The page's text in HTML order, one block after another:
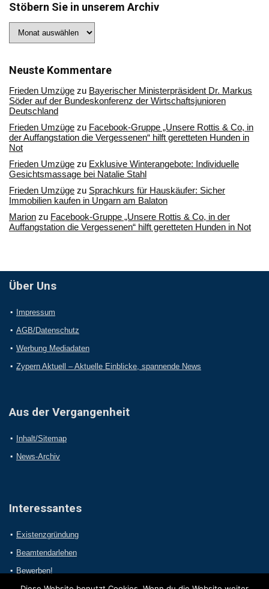
Stöbern Sie in unserem Archiv
Sie
Archiv
Neuste Kommentare
Frieden Umzüge zu Bayerischer Ministerpräsident Dr. Markus
Söder auf der Bundeskonferenz der Wirtschaftsjunioren
Deutschland
Frieden Umzüge zu Facebook-Gruppe „Unsere Rottis & Co, in
der Auffangstation die Vergessenen“ hilft geretteten Hunden in
Not
Frieden Umzüge zu Exklusive Winterangebote: Individuelle
Gesichtsmassage bei Natalie Stahl
Frieden Umzüge zu Sprachkurs für Hauskäufer: Sicher
Immobilien kaufen in Ungarn am Balaton
Marion zu Facebook-Gruppe „Unsere Rottis & Co, in der
Auffangstation die Vergessenen“ hilft geretteten Hunden in Not
Über Uns
Impressum
AGB/Datenschutz
Werbung Mediadaten
Zypern Aktuell – Aktuelle Einblicke, spannende News
Aus der Vergangenheit
Inhalt/Sitemap
News-Archiv
Interessantes
Existenzgründung
Beamtendarlehen
Bewerben!